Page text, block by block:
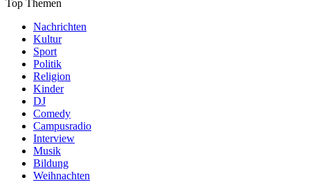
Top Themen
Nachrichten
Kultur
Sport
Politik
Religion
Kinder
DJ
Comedy
Campusradio
Interview
Musik
Bildung
Weihnachten